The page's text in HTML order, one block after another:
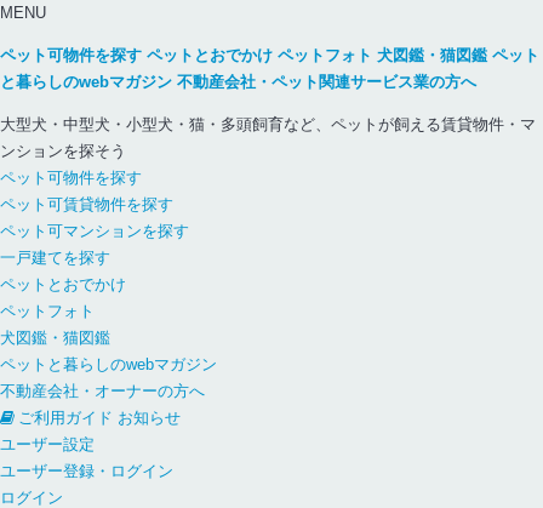
MENU
ペット可物件を探す ペットとおでかけ ペットフォト 犬図鑑・猫図鑑 ペット
と暮らしのwebマガジン 不動産会社・ペット関連サービス業の方へ
大型犬・中型犬・小型犬・猫・多頭飼育など、ペットが飼える賃貸物件・マ
ンションを探そう
ペット可物件を探す
ペット可賃貸物件を探す
ペット可マンションを探す
一戸建てを探す
ペットとおでかけ
ペットフォト
犬図鑑・猫図鑑
ペットと暮らしのwebマガジン
不動産会社・オーナーの方へ
ご利用ガイド お知らせ
ユーザー設定
ユーザー登録・ログイン
ログイン